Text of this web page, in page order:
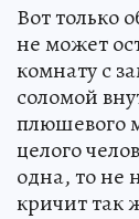
Вот только
не может
комнату с
соломой
плюшевого
целого
одна, то не
кричит так